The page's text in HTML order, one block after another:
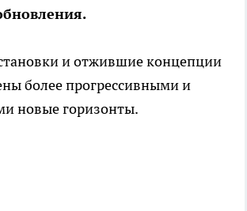
и отжившие концепции
более прогрессивными и
новые горизонты.